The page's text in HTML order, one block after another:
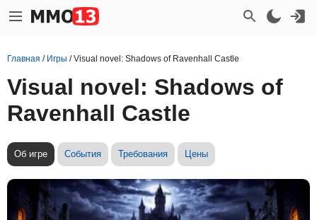
Главная / Игры /Visual novel: Shadows of Ravenhall Castle
Visual novel: Shadows of
Ravenhall Castle
Об игре События Требования Цены